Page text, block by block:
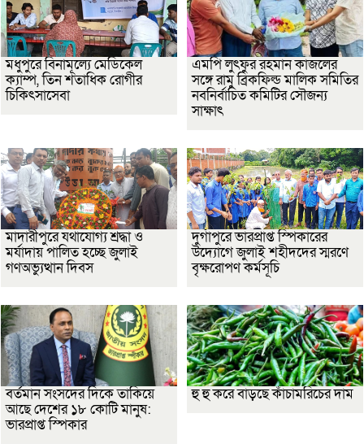
মধুপুরে বিনামূল্যে মেডিকেল
ক্যাম্প, তিন শতাধিক রোগীর
চিকিৎসাসেবা
এমপি লুৎফুর রহমান কাজলের
সঙ্গে রামু ব্রিকফিল্ড মালিক সমিতির
নবনির্বাচিত কমিটির সৌজন্য
সাক্ষাৎ
মাদারীপুরে যথাযোগ্য শ্রদ্ধা ও
মর্যাদায় পালিত হচ্ছে জুলাই
গণঅভ্যুত্থান দিবস
দুর্গাপুরে ভারপ্রাপ্ত স্পিকারের
উদ্যোগে জুলাই শহীদদের স্মরণে
বৃক্ষরোপণ কর্মসূচি
বর্তমান সংসদের দিকে তাকিয়ে
আছে দেশের ১৮ কোটি মানুষ:
ভারপ্রাপ্ত স্পিকার
হু হু করে বাড়ছে কাঁচামরিচের দাম